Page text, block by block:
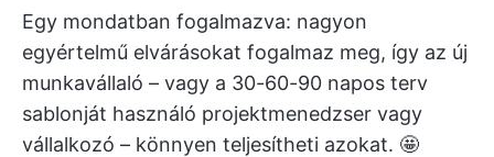
Egy mondatban fogalmazva: nagyon
egyértelmű elvárásokat fogalmaz meg, így az új
munkavállaló – vagy a 30-60-90 napos terv
sablonját használó projektmenedzser vagy
vállalkozó – könnyen teljesítheti azokat. 🤩